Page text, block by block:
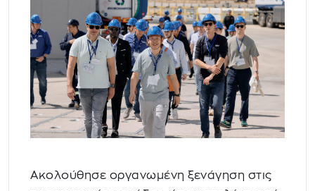
Ακολούθησε οργανωμένη ξενάγηση στις